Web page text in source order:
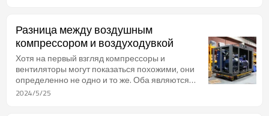
природные повреждения.
Разница между воздушным
компрессором и воздуходувкой
Хотя на первый взгляд компрессоры и
вентиляторы могут показаться похожими, они
определенно не одно и то же. Оба являются
типами воздушного оборудования,
2024/5/25